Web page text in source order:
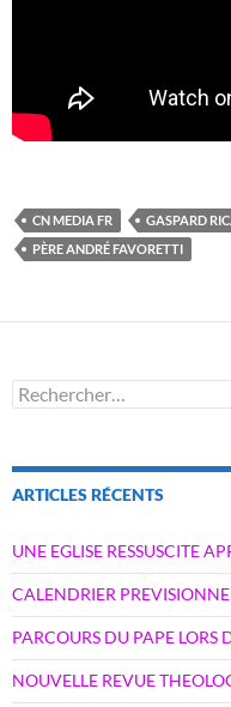
CN MEDIA FR GASPARD
PÈRE ANDRÉ FAVORETTI
Rechercher :
ARTICLES RÉCENTS
UNE EGLISE RESSUSCITE
CALENDRIER
PARCOURS DU PAPE LORS
NOUVELLE REVUE